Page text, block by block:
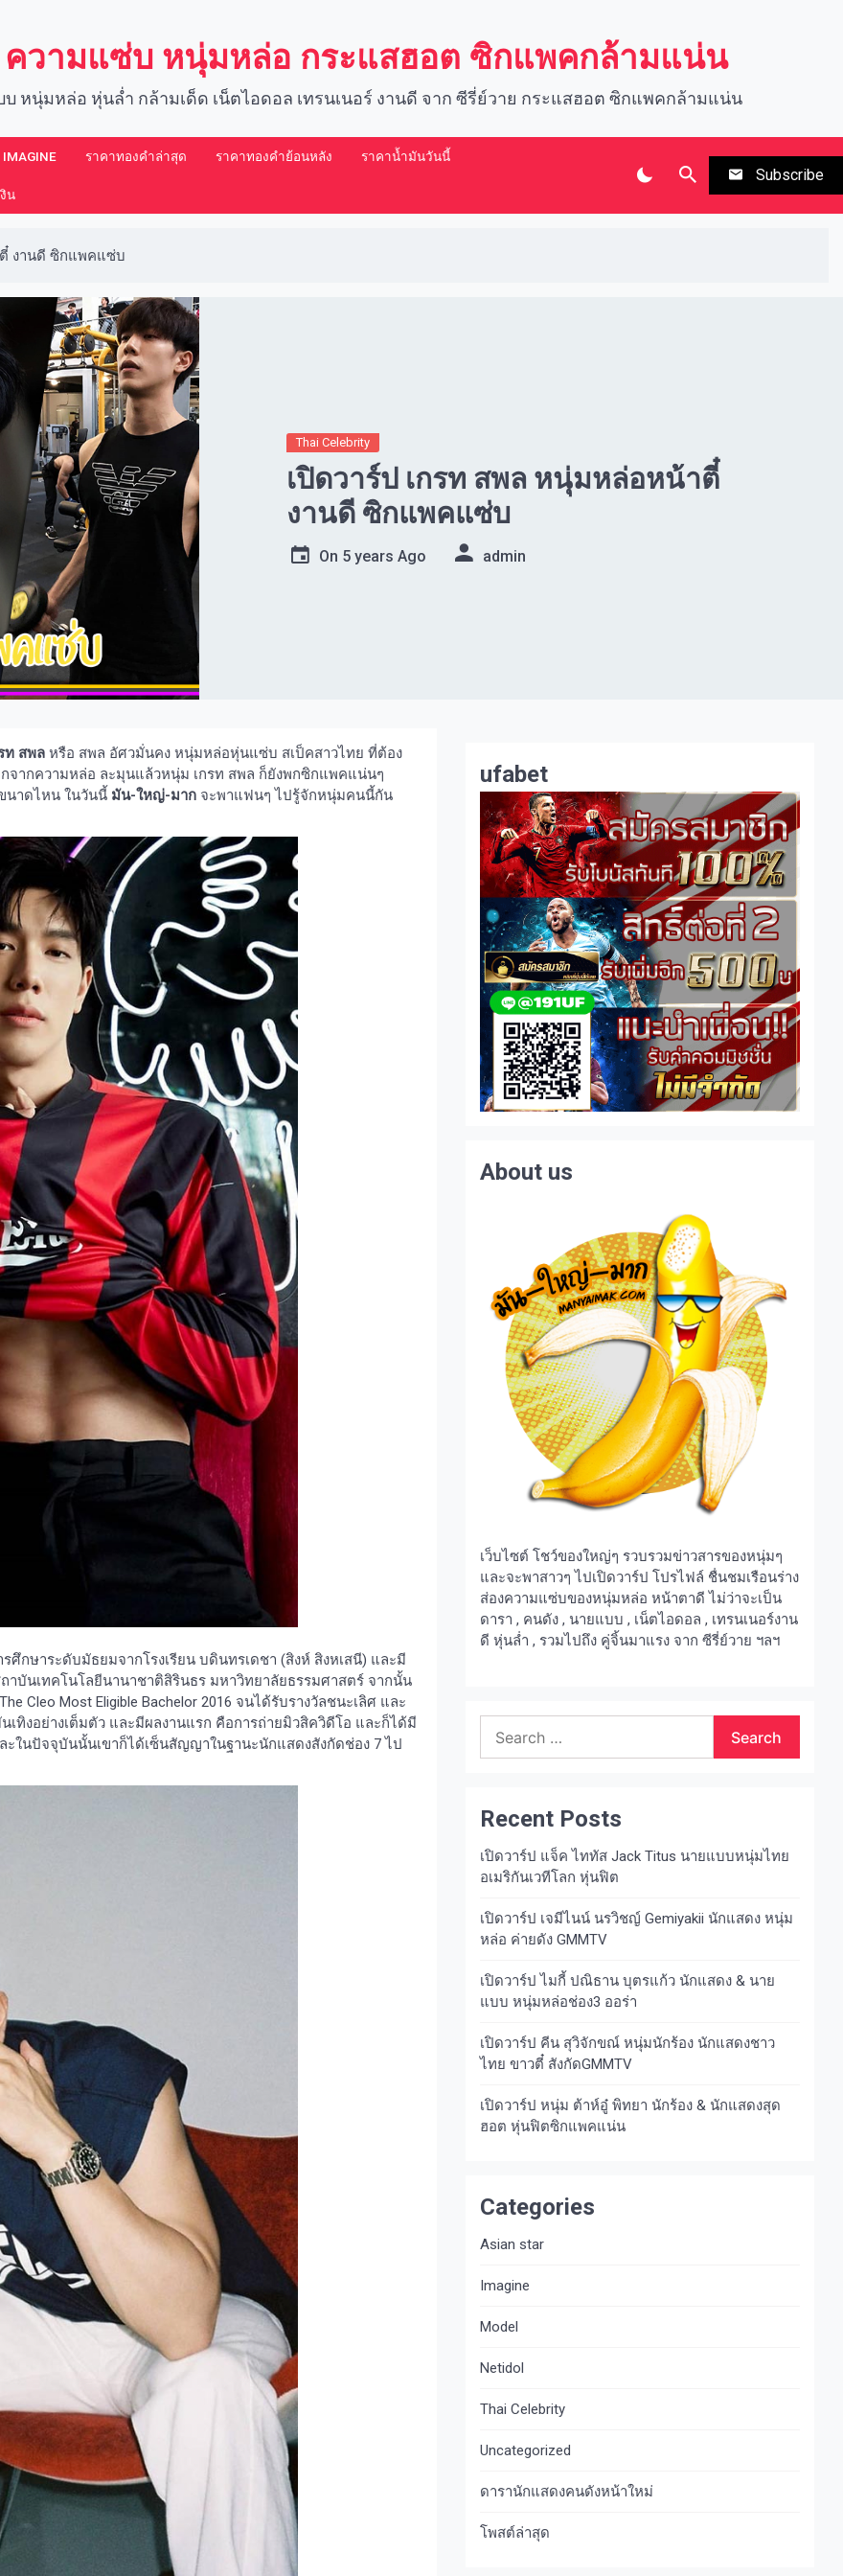
วามแซ่บ หนุ่มหล่อ กระแสฮอต ซิกแพคกล้ามแน่น
หนุ่มหล่อ หุ่นล่ำ กล้ามเด็ด เน็ตไอดอล เทรนเนอร์ งานดี จาก ซีรี่ย์วาย กระแสฮอต ซิกแพคกล้ามแน่น
IMAGINE​ ราคาทองคำล่าสุด ราคาทองคำย้อนหลัง ราคาน้ำมันวันนี้
น
Subscribe
งานดี ซิกแพคแซ่บ
Thai Celebrity
เปิดวาร์ป เกรท สพล หนุ่มหล่อหน้าตี๋
งานดี ซิกแพคแซ่บ
On 5 years Ago admin
ท สพล หรือ สพล อัศวมั่นคง หนุ่มหล่อหุ่นแซ่บ สเป็คสาวไทย ที่ต้อง
จากความหล่อ ละมุนแล้วหนุ่ม เกรท สพล ก็ยังพกซิกแพคแน่นๆ
นาดไหน ในวันนี้ มัน-ใหญ่-มาก จะพาแฟนๆ ไปรู้จักหนุ่มคนนี้กัน
ศึกษาระดับมัธยมจากโรงเรียน บดินทรเดชา (สิงห์ สิงหเสนี) และมี
บันเทคโนโลยีนานาชาติสิรินธร มหาวิทยาลัยธรรมศาสตร์ จากนั้น
Cleo Most Eligible Bachelor 2016 จนได้รับรางวัลชนะเลิศ และ
ทิงอย่างเต็มตัว และมีผลงานแรก คือการถ่ายมิวสิควิดีโอ และก็ได้มี
ะในปัจจุบันนั้นเขาก็ได้เซ็นสัญญาในฐานะนักแสดงสังกัดช่อง 7 ไป
ufabet
About us
เว็บไซต์ โชว์ของใหญ่ๆ รวบรวมข่าวสารของหนุ่มๆ
และจะพาสาวๆ ไปเปิดวาร์ป โปรไฟล์ ชื่นชมเรือนร่าง
ส่องความแซ่บของหนุ่มหล่อ หน้าตาดี ไม่ว่าจะเป็น
ดารา , คนดัง , นายแบบ , เน็ตไอดอล , เทรนเนอร์งาน
ดี หุ่นล่ำ , รวมไปถึง คู่จิ้นมาแรง จาก ซีรี่ย์วาย ฯลฯ
for:
Recent Posts
เปิดวาร์ป แจ็ค ไททัส Jack Titus นายแบบหนุ่มไทย
อเมริกันเวทีโลก หุ่นฟิต
เปิดวาร์ป เจมีไนน์ นรวิชญ์ Gemiyakii นักแสดง หนุ่ม
หล่อ ค่ายดัง GMMTV
เปิดวาร์ป ไมกี้ ปณิธาน บุตรแก้ว นักแสดง & นาย
แบบ หนุ่มหล่อช่อง3 ออร่า
เปิดวาร์ป คีน สุวิจักขณ์ หนุ่มนักร้อง นักแสดงชาว
ไทย ขาวตี๋ สังกัดGMMTV
เปิดวาร์ป หนุ่ม ต้าห์อู๋ พิทยา นักร้อง & นักแสดงสุด
ฮอต หุ่นฟิตซิกแพคแน่น
Categories
Asian star
Imagine​
Model
Netidol
Thai Celebrity
Uncategorized
ดารานักแสดงคนดังหน้าใหม่
โพสต์ล่าสุด